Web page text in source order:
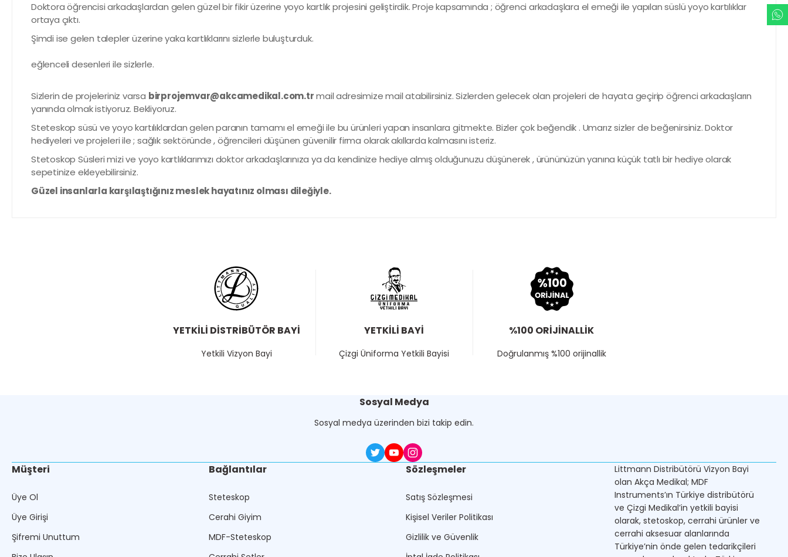
Doktora öğrencisi arkadaşlardan gelen güzel bir fikir üzerine yoyo kartlık projesini geliştirdik. Proje kapsamında ; öğrenci arkadaşlara el emeği ile yapılan süslü yoyo kartılıklar
ortaya çıktı.
Şimdi ise gelen talepler üzerine yaka kartlıklarını sizlerle buluşturduk.
eğlenceli desenleri ile sizlerle.
Sizlerin de projeleriniz varsa birprojemvar@akcamedikal.com.trmail adresimize mail atabilirsiniz. Sizlerden gelecek olan projeleri de hayata geçirip öğrenci arkadaşların
yanında olmak istiyoruz. Bekliyoruz.
Steteskop süsü ve yoyo kartılıklardan gelen paranın tamamı el emeği ile bu ürünleri yapan insanlara gitmekte. Bizler çok beğendik . Umarız sizler de beğenirsiniz. Doktor
hediyeleri ve projeleri ile ; sağlık sektöründe , öğrencileri düşünen güvenilir firma olarak akıllarda kalmasını isteriz.
Stetoskop Süsleri mizi ve yoyo kartlıklarımızı doktor arkadaşlarınıza ya da kendinize hediye almış olduğunuzu düşünerek , ürününüzün yanına küçük tatlı bir hediye olarak
sepetinize ekleyebilirsiniz.
Güzel insanlarla karşılaştığınız meslek hayatınız olması dileğiyle.
YETKİLİ DİSTRİBÜTÖR BAYİ
Yetkili Vizyon Bayi
YETKİLİ BAYİ
Çizgi Üniforma Yetkili Bayisi
%100 ORİJİNALLİK
Doğrulanmış %100 orijinallik
Sosyal Medya
Sosyal medya üzerinden bizi takip edin.
Müşteri
Üye Ol
Üye Girişi
Şifremi Unuttum
Bağlantılar
Steteskop
Cerahi Giyim
MDF-Steteskop
Sözleşmeler
Satış Sözleşmesi
Kişisel Veriler Politikası
Gizlilik ve Güvenlik
Littmann Distribütörü Vizyon Bayi
olan Akça Medikal; MDF
Instruments’ın Türkiye distribütörü
ve Çizgi Medikal’in yetkili bayisi
olarak, stetoskop, cerrahi ürünler ve
cerrahi aksesuar alanlarında
Türkiye’nin önde gelen tedarikçileri